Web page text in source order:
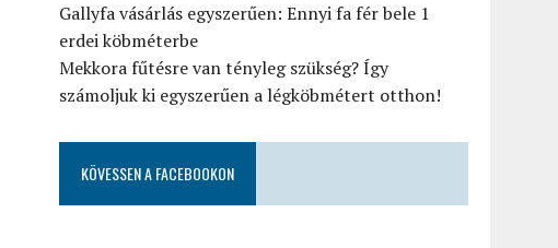
Gallyfa vásárlás egyszerűen: Ennyi fa fér bele 1
erdei köbméterbe
Mekkora fűtésre van tényleg szükség? Így
számoljuk ki egyszerűen a légköbmétert otthon!
KÖVESSEN A FACEBOOKON